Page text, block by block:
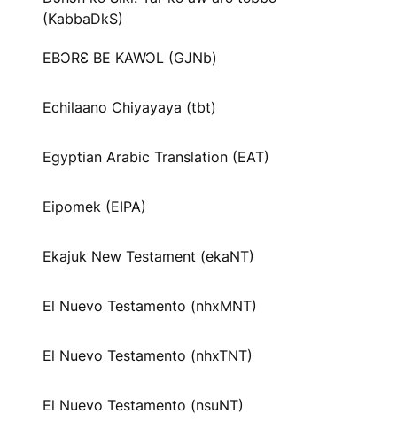
(KabbaDkS)
EBƆRƐ BE KAWƆL (GJNb)
Echilaano Chiyayaya (tbt)
Egyptian Arabic Translation (EAT)
Eipomek (EIPA)
Ekajuk New Testament (ekaNT)
El Nuevo Testamento (nhxMNT)
El Nuevo Testamento (nhxTNT)
El Nuevo Testamento (nsuNT)